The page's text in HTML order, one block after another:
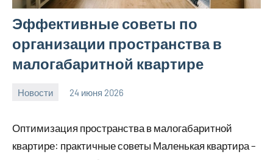
Эффективные советы по
организации пространства в
малогабаритной квартире
Новости 24 июня 2026
Оптимизация пространства в малогабаритной
квартире: практичные советы Маленькая квартира –